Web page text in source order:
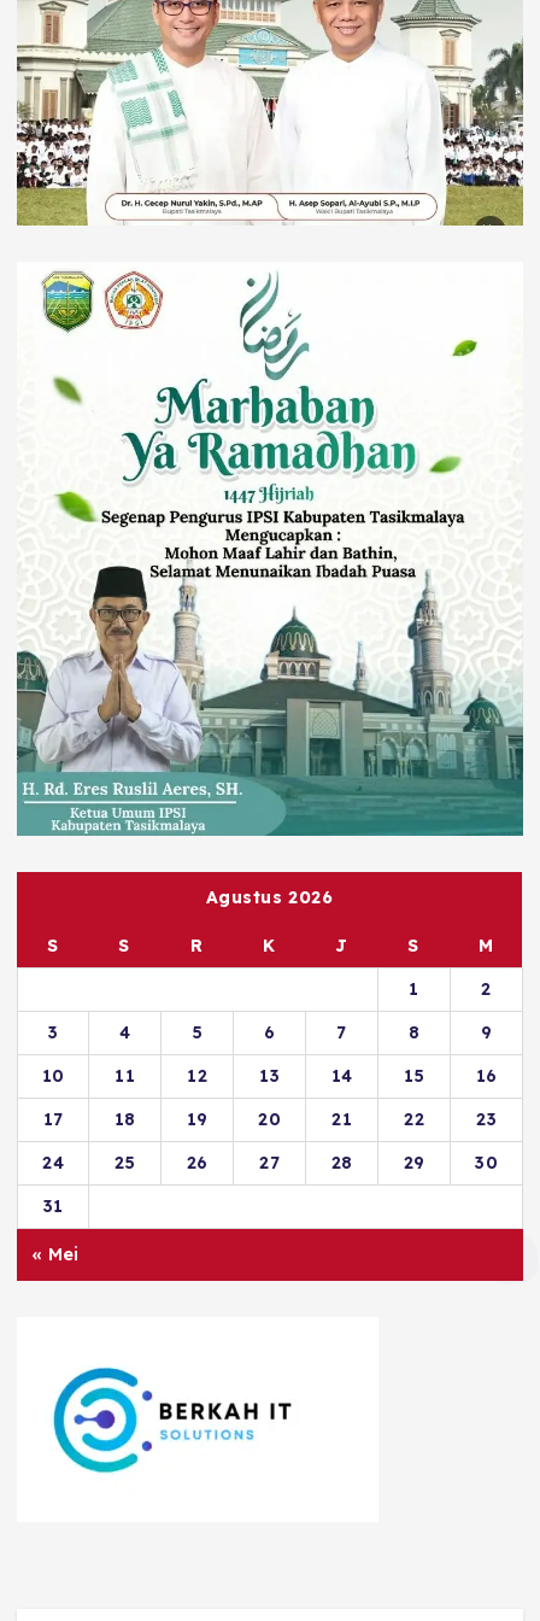
Agustus 2026
S S R K J S
M
1
2
3
4 5 6 7 8
9
10
11 12 13 14 15
16
17
18 19 20 21 22
23
24
25 26 27 28 29
30
31
« Mei